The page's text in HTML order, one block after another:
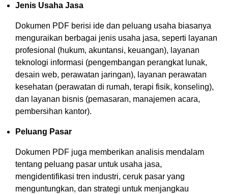
Jenis Usaha Jasa
Dokumen PDF berisi ide dan peluang usaha biasanya
menguraikan berbagai jenis usaha jasa, seperti layanan
profesional (hukum, akuntansi, keuangan), layanan
teknologi informasi (pengembangan perangkat lunak,
desain web, perawatan jaringan), layanan perawatan
kesehatan (perawatan di rumah, terapi fisik, konseling),
dan layanan bisnis (pemasaran, manajemen acara,
pembersihan kantor).
Peluang Pasar
Dokumen PDF juga memberikan analisis mendalam
tentang peluang pasar untuk usaha jasa,
mengidentifikasi tren industri, ceruk pasar yang
menguntungkan, dan strategi untuk menjangkau